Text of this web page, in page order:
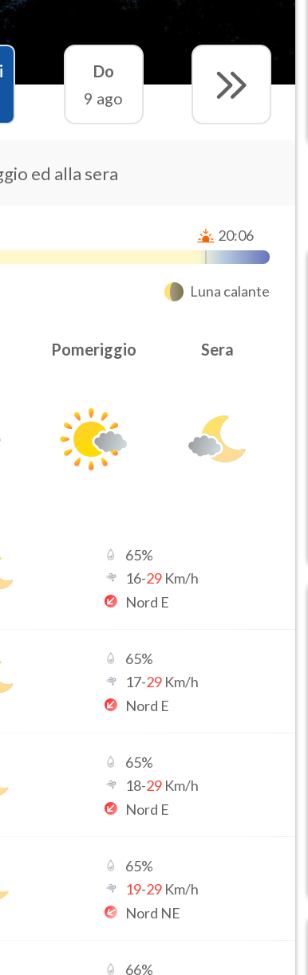
Do
9 ago
ed alla sera
20:06
Luna calante
Pomeriggio Sera
65%
16-29 Km/h
Nord E
65%
17-29 Km/h
Nord E
65%
18-29 Km/h
Nord E
65%
19-29 Km/h
Nord NE
66%